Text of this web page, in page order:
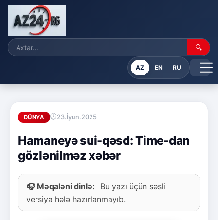
🔍
AZ EN RU
DÜNYA 23.İyun.2025
Hamaneyə sui-qəsd: Time-dan
gözlənilməz xəbər
🎧 Məqaləni dinlə:
Bu yazı üçün səsli
versiya hələ hazırlanmayıb.